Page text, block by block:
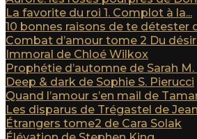
La favorite du roi 1. Complot à la...
10 bonnes raisons de te détester
Combat d’amour tome 2 Du désir
Immoral de Chloé Wilkox
Prophétie d’automne de Sarah M.
Deep & dark de Sophie S. Pierucci
Quand l’amour s’en mail de
Les disparus de Trégastel de
Étrangers tome2 de Cara Solak